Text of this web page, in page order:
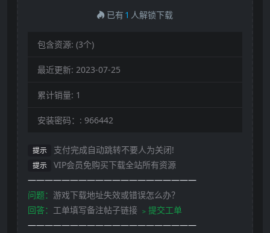
已有 1 人解锁下载
包含资源: (3个)
最近更新: 2023-07-25
累计销量: 1
安装密码：: 966442
提示 支付完成自动跳转不要人为关闭!
提示
VIP会员免购买下载全站所有资源
————————————————————
问题： 游戏下载地址失效或错误怎么办？
回答： 工单填写备注帖子链接 ﹥提交工单
————————————————————